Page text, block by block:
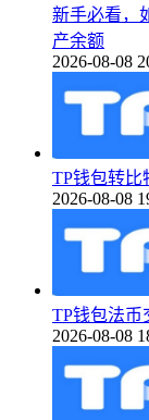
新手必看，
产余额
2026-08-08
TP钱包转比
2026-08-08
TP钱包法币
2026-08-08